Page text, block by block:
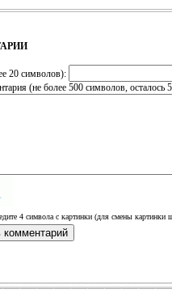
20 символов):
(не более 500 символов, осталось
4 символа с картинки (для смены картинки